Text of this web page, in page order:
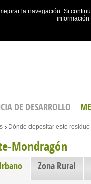
la navegación. Si
DE DESARROLLO
Dónde depositar este residuo
Mondragón
(active tab)
Zona Rural